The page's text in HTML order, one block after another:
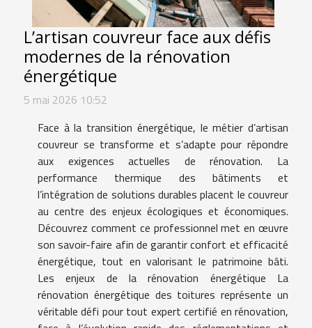
L’artisan couvreur face aux défis
modernes de la rénovation
énergétique
5 mai 2026 10:52
Face à la transition énergétique, le métier d’artisan
couvreur se transforme et s’adapte pour répondre
aux exigences actuelles de rénovation. La
performance thermique des bâtiments et
l’intégration de solutions durables placent le couvreur
au centre des enjeux écologiques et économiques.
Découvrez comment ce professionnel met en œuvre
son savoir-faire afin de garantir confort et efficacité
énergétique, tout en valorisant le patrimoine bâti.
Les enjeux de la rénovation énergétique La
rénovation énergétique des toitures représente un
véritable défi pour tout expert certifié en rénovation,